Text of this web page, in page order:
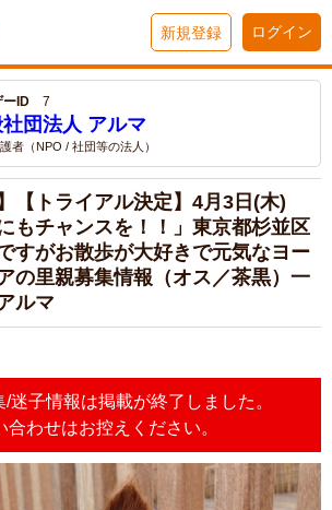
新規登録 ログイン
ーID 7
団法人 アルマ
者（NPO / 社団等の法人）
【トライアル決定】4月3日(木)
もチャンスを！！」東京都杉並区
すがお散歩が大好きで元気なヨー
の里親募集情報（オス／茶黒）一
ルマ
/迷子情報は掲載が終了しました。
合わせはお控えください。